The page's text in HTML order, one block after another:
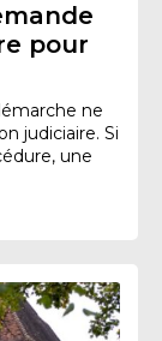
pour
ne
judiciaire. Si
une